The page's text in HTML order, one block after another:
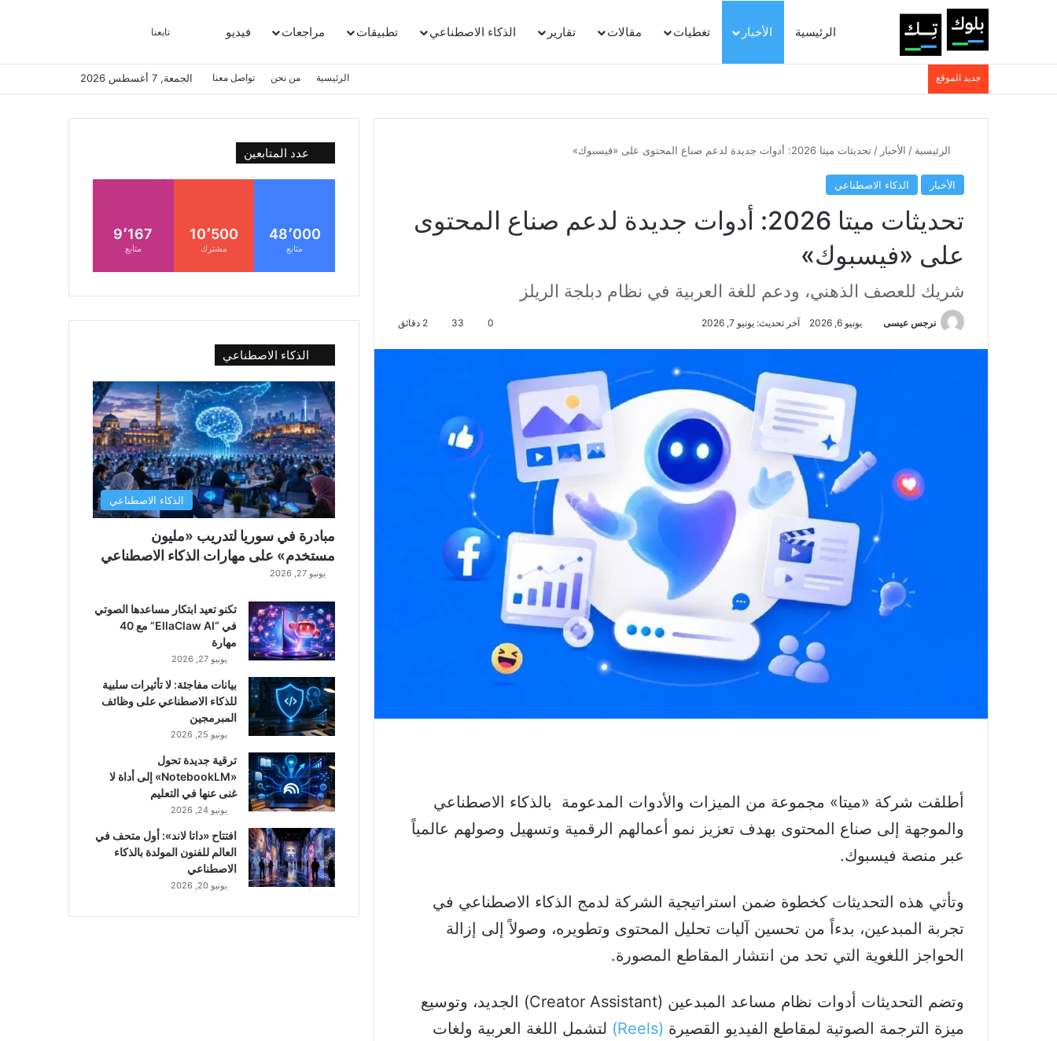
الرئيسية الأخبار تغطيات مقالات تقارير الذكاء الاصطناعي تطبيقات مراجعات فيديو تابعنا
الجمعة, 7 أغسطس 2026 جديد الموقع الرئيسية من نحن تواصل معنا
الرئيسية / الأخبار / تحديثات ميتا 2026: أدوات جديدة لدعم صناع المحتوى على «فيسبوك»
الأخبار الذكاء الاصطناعي
تحديثات ميتا 2026: أدوات جديدة لدعم صناع المحتوى
على «فيسبوك»
شريك للعصف الذهني، ودعم للغة العربية في نظام دبلجة الريلز
نرجس عيسى يونيو 6, 2026 آخر تحديث: يونيو 7, 2026 0
33
أطلقت شركة «ميتا» مجموعة من الميزات والأدوات المدعومة بالذكاء الاصطناعي
والموجهة إلى صناع المحتوى بهدف تعزيز نمو أعمالهم الرقمية وتسهيل وصولهم عالمياً
عبر منصة فيسبوك.
وتأتي هذه التحديثات كخطوة ضمن استراتيجية الشركة لدمج الذكاء الاصطناعي في
تجربة المبدعين، بدءاً من تحسين آليات تحليل المحتوى وتطويره، وصولاً إلى إزالة
الحواجز اللغوية التي تحد من انتشار المقاطع المصورة.
وتضم التحديثات أدوات نظام مساعد المبدعين (Creator Assistant) الجديد، وتوسيع
ميزة الترجمة الصوتية لمقاطع الفيديو القصيرة (Reels)
لتشمل اللغة العربية ولغات
عدد المتابعين
48٬000
متابع
10٬500
مشترك
9٬167
متابع
الذكاء الاصطناعي
الذكاء الاصطناعي
مبادرة في سوريا لتدريب «مليون
مستخدم» على مهارات الذكاء الاصطناعي
يونيو 27, 2026
تكنو تعيد ابتكار مساعدها الصوتي
في “EllaClaw AI” مع 40
مهارة
يونيو 27, 2026
بيانات مفاجئة: لا تأثيرات سلبية
للذكاء الاصطناعي على وظائف
المبرمجين
يونيو 25, 2026
ترقية جديدة تحول
«NotebookLM» إلى أداة لا
غنى عنها في التعليم
يونيو 24, 2026
افتتاح «داتا لاند»: أول متحف في
العالم للفنون المولدة بالذكاء
الاصطناعي
يونيو 20, 2026